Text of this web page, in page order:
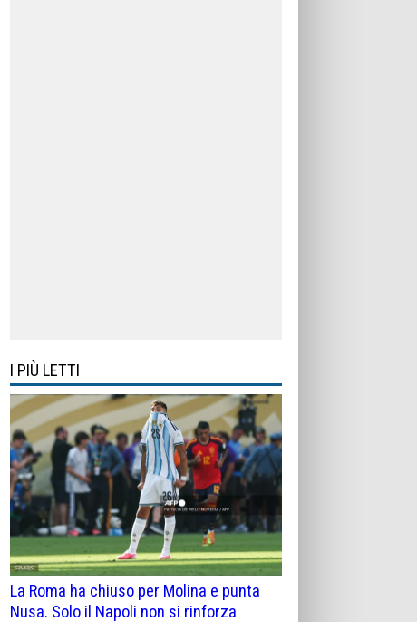
I PIÙ LETTI
La Roma ha chiuso per Molina e punta
Nusa. Solo il Napoli non si rinforza